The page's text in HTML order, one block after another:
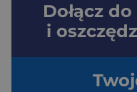
Dołącz do
i